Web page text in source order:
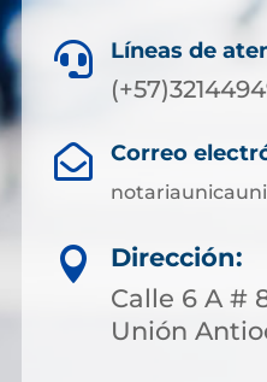
 Líneas de
 Correo

Dirección:
Calle 6 A #
Unión